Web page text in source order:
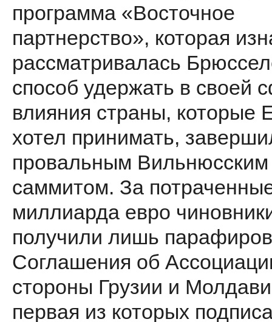
программа «Восточное
партнерство», которая
рассматривалась
способ удержать в своей
влияния страны, которые
хотел принимать,
провальным Вильнюсским
саммитом. За
миллиарда евро
получили лишь
Соглашения об
стороны Грузии и
первая из которых